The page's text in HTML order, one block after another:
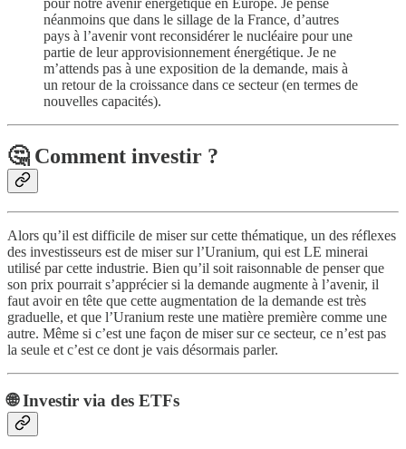
pour notre avenir énergétique en Europe. Je pense
néanmoins que dans le sillage de la France, d’autres
pays à l’avenir vont reconsidérer le nucléaire pour une
partie de leur approvisionnement énergétique. Je ne
m’attends pas à une exposition de la demande, mais à
un retour de la croissance dans ce secteur (en termes de
nouvelles capacités).
🤔 Comment investir ?
Alors qu’il est difficile de miser sur cette thématique, un des réflexes
des investisseurs est de miser sur l’Uranium, qui est LE minerai
utilisé par cette industrie. Bien qu’il soit raisonnable de penser que
son prix pourrait s’apprécier si la demande augmente à l’avenir, il
faut avoir en tête que cette augmentation de la demande est très
graduelle, et que l’Uranium reste une matière première comme une
autre. Même si c’est une façon de miser sur ce secteur, ce n’est pas
la seule et c’est ce dont je vais désormais parler.
🌐 Investir via des ETFs